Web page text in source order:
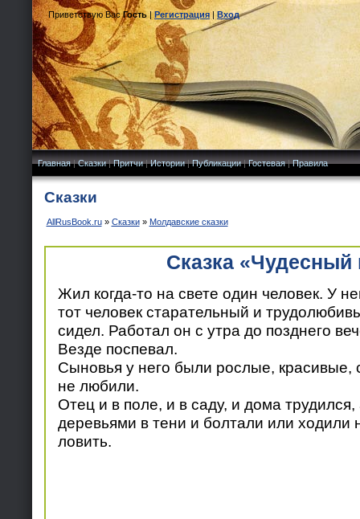
Приветствую Вас Гость|Регистрация|Вход
Главная|Сказки|Притчи|Истории|Публикации|Гостевая|Правила
Сказки
AllRusBook.ru» Сказки» Молдавские сказки
Сказка «Чудесный
Жил когда-то на свете один человек. У
тот человек старательный и
сидел. Работал он с утра до позднего
Везде поспевал.
Сыновья у него были рослые, красивые,
не любили.
Отец и в поле, и в саду, и дома
деревьями в тени и болтали или ходили
ловить.